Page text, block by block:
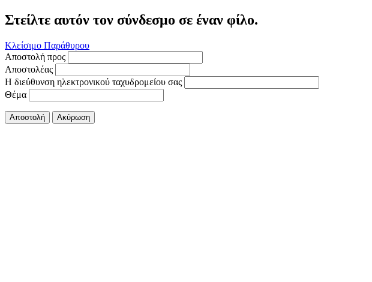
Στείλτε αυτόν τον σύνδεσμο σε έναν φίλο.
Κλείσιμο Παράθυρου
Αποστολή προς
Αποστολέας
Η διεύθυνση ηλεκτρονικού ταχυδρομείου σας
Θέμα
Αποστολή Ακύρωση